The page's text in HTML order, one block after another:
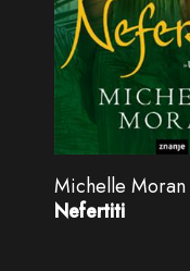
Michelle Moran
Nefertiti